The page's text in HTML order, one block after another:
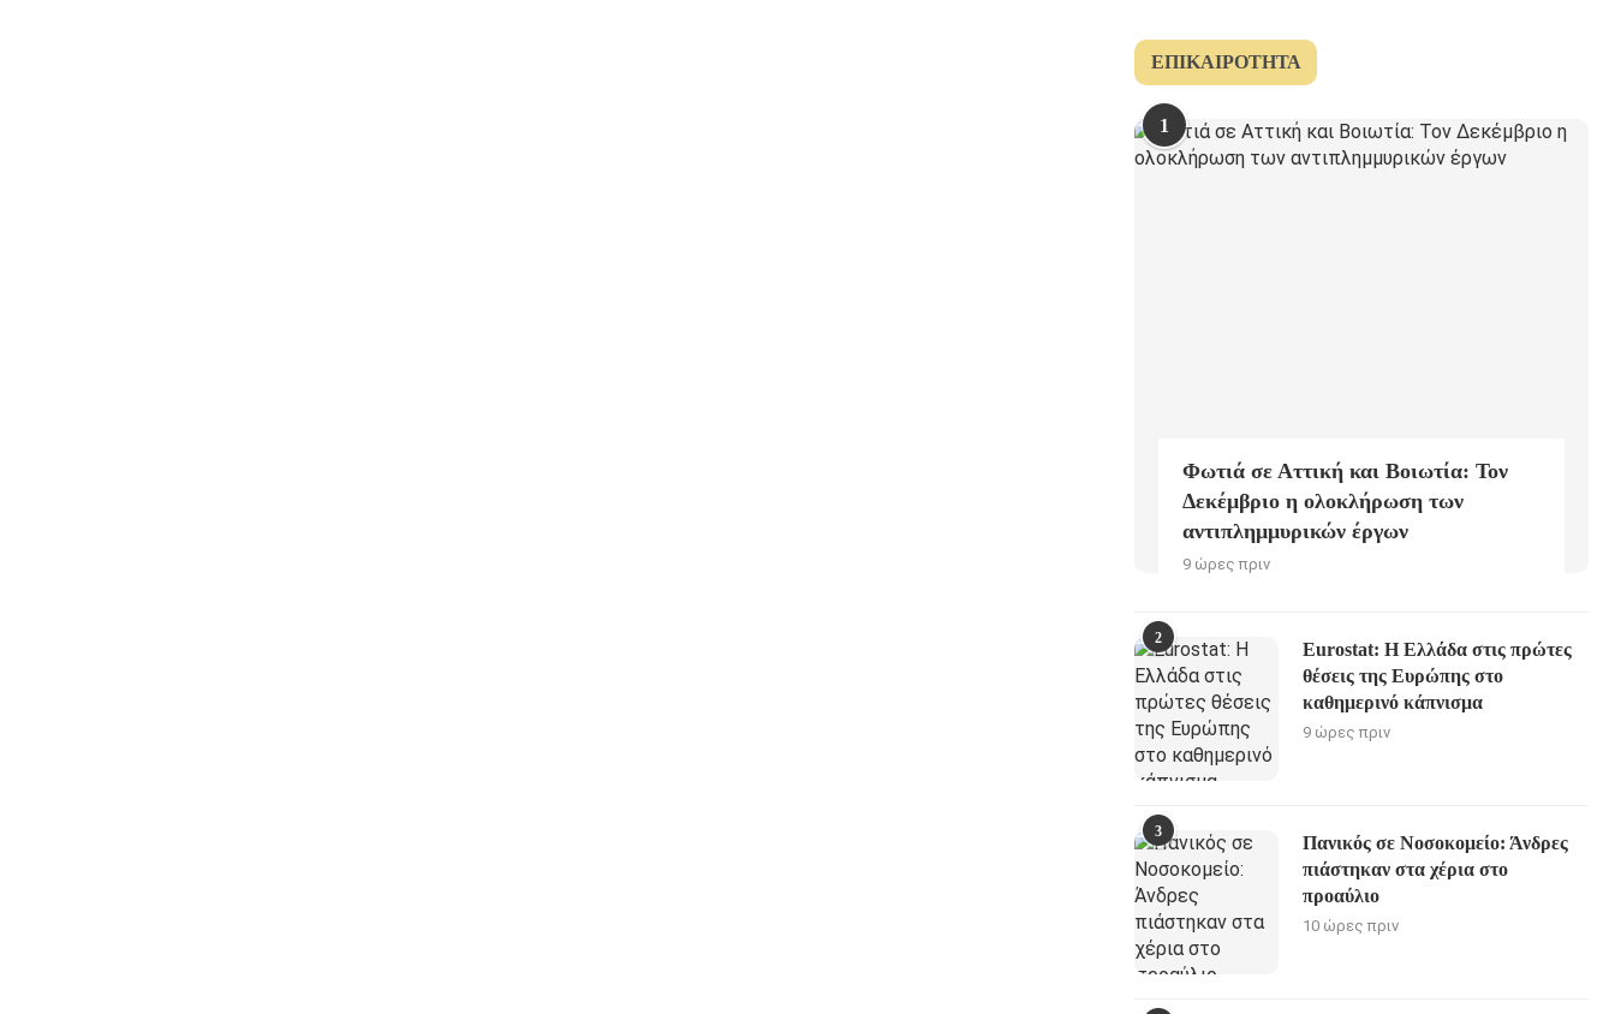
ΕΠΙΚΑΙΡΌΤΗΤΑ
1
Φωτιά σε Αττική και Βοιωτία: Τον
Δεκέμβριο η ολοκλήρωση των
αντιπλημμυρικών έργων
9 ώρες πριν
2
Eurostat: Η Ελλάδα στις πρώτες
θέσεις της Ευρώπης στο
καθημερινό κάπνισμα
9 ώρες πριν
3
Πανικός σε Νοσοκομείο: Άνδρες
πιάστηκαν στα χέρια στο
προαύλιο
10 ώρες πριν